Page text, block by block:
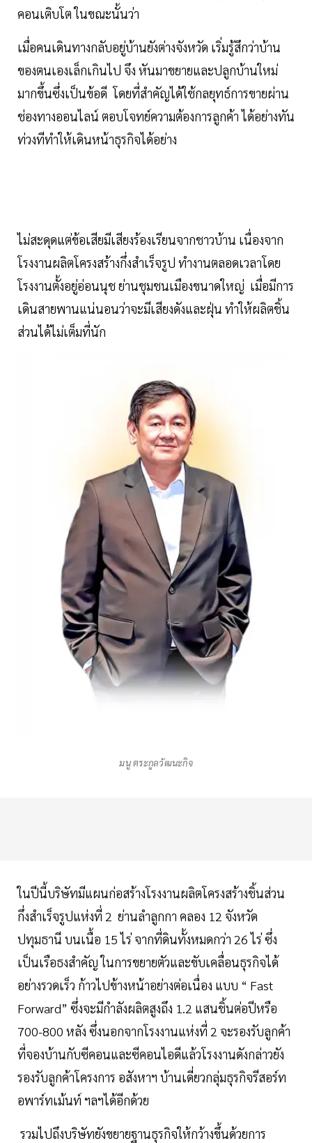
คอนเติบโต ในขณะนั้นว่า
เมื่อคนเดินทางกลับอยู่บ้านยังต่างจังหวัด เริ่มรู้สึกว่าบ้าน
ของตนเองเล็กเกินไป จึง หันมาขยายและปลูกบ้านใหม่
มากขึ้นซึ่งเป็นข้อดี โดยที่สำคัญได้ใช้กลยุทธ์การขายผ่าน
ช่องทางออนไลน์ ตอบโจทย์ความต้องการลูกค้า ได้อย่างทัน
ท่วงทีทำให้เดินหน้าธุรกิจได้อย่าง
ไม่สะดุดแต่ข้อเสียมีเสียงร้องเรียนจากชาวบ้าน เนื่องจาก
โรงงานผลิตโครงสร้างกึ่งสำเร็จรูป ทำงานตลอดเวลาโดย
โรงงานตั้งอยู่อ่อนนุช ย่านชุมชนเมืองขนาดใหญ่ เมื่อมีการ
เดินสายพานแน่นอนว่าจะมีเสียงดังและฝุ่น ทำให้ผลิตชิ้น
ส่วนได้ไม่เต็มที่นัก
มนู ตระกูลวัฒนะกิจ
ในปีนี้บริษัทมีแผนก่อสร้างโรงงานผลิตโครงสร้างชิ้นส่วน
กึ่งสำเร็จรูปแห่งที่ 2 ย่านลำลูกกา คลอง 12 จังหวัด
ปทุมธานี บนเนื้อ 15 ไร่ จากที่ดินทั้งหมดกว่า 26 ไร่ ซึ่ง
เป็นเรือธงสำคัญ ในการขยายตัวและขับเคลื่อนธุรกิจได้
อย่างรวดเร็ว ก้าวไปข้างหน้าอย่างต่อเนื่อง แบบ “ Fast
Forward” ซึ่งจะมีกำลังผลิตสูงถึง 1.2 แสนชิ้นต่อปีหรือ
700-800 หลัง ซึ่งนอกจากโรงงานแห่งที่ 2 จะรองรับลูกค้า
ที่จองบ้านกับซีคอนและซีคอนไอดีแล้วโรงงานดังกล่าวยัง
รองรับลูกค้าโครงการ อสังหาฯ บ้านเดี่ยวกลุ่มธุรกิจรีสอร์ท
อพาร์ทเม้นท์ ฯลฯได้อีกด้วย
รวมไปถึงบริษัทยังขยายฐานธุรกิจให้กว้างขึ้นด้วยการ